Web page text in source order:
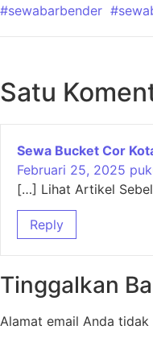
#sewabarbender
Satu
Sewa Bucket Cor
Februari 25, 2025
[…] Lihat Artikel
Reply
Tinggalkan
Alamat email Anda